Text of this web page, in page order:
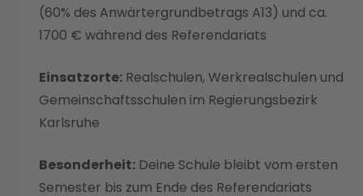
(60% des Anwärtergrundbetrags A13) und ca.
1700 € während des Referendariats
Einsatzorte: Realschulen, Werkrealschulen und
Gemeinschaftsschulen im Regierungsbezirk
Karlsruhe
Besonderheit: Deine Schule bleibt vom ersten
Semester bis zum Ende des Referendariats